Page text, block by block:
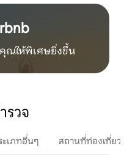
ณให้พิเศษยิ่งขึ้น
รวจ
เภทอื่นๆ สถานที่ท่องเที่ย